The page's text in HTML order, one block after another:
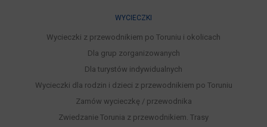
WYCIECZKI
Wycieczki z przewodnikiem po Toruniu i okolicach
Dla grup zorganizowanych
Dla turystów indywidualnych
Wycieczki dla rodzin i dzieci z przewodnikiem po Toruniu
Zamów wycieczkę / przewodnika
Zwiedzanie Torunia z przewodnikiem. Trasy